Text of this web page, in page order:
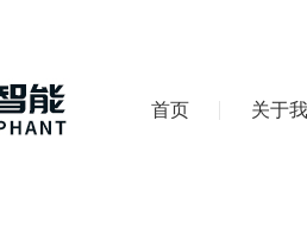
首页 关于